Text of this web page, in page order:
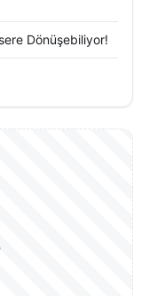
Dönüşebiliyor!